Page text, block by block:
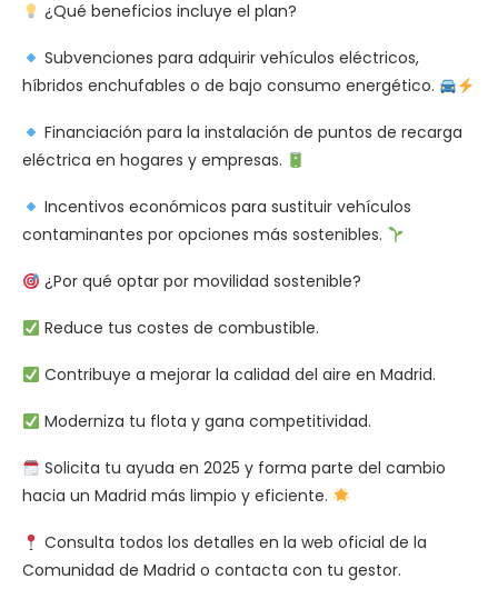
¿Qué beneficios incluye el plan?
Subvenciones para adquirir vehículos eléctricos,
híbridos enchufables o de bajo consumo energético.
Financiación para la instalación de puntos de recarga
eléctrica en hogares y empresas.
Incentivos económicos para sustituir vehículos
contaminantes por opciones más sostenibles.
¿Por qué optar por movilidad sostenible?
Reduce tus costes de combustible.
Contribuye a mejorar la calidad del aire en Madrid.
Moderniza tu flota y gana competitividad.
Solicita tu ayuda en 2025 y forma parte del cambio
hacia un Madrid más limpio y eficiente.
Consulta todos los detalles en la web oficial de la
Comunidad de Madrid o contacta con tu gestor.